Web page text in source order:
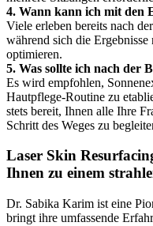
4. Wann kann ich mit den
Viele erleben bereits nach
während sich die
optimieren.
5. Was sollte ich nach der
Es wird empfohlen,
Hautpflege-Routine zu
stets bereit, Ihnen alle Ihre
Schritt des Weges zu
Laser Skin
Ihnen zu einem
Dr. Sabika Karim ist eine
bringt ihre umfassende